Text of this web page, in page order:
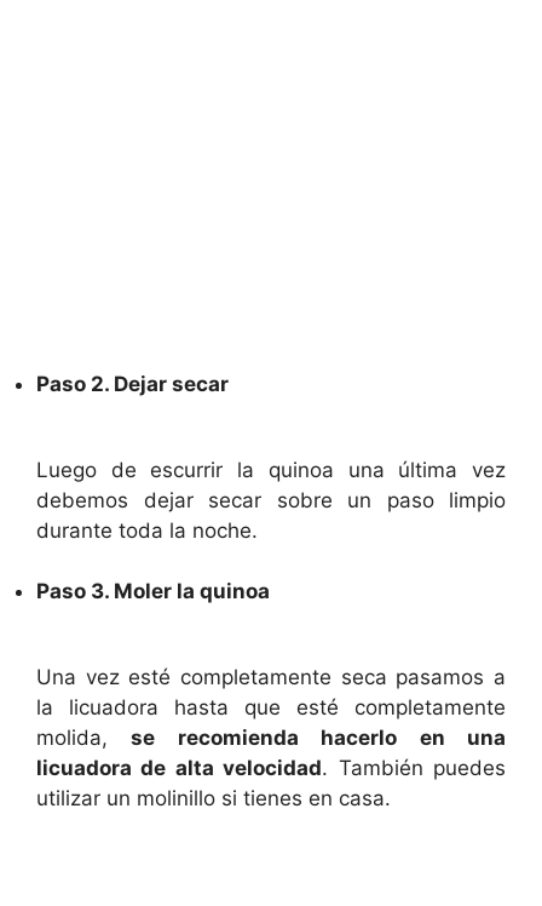
Paso 2. Dejar secar
Luego de escurrir la quinoa una última vez
debemos dejar secar sobre un paso limpio
durante toda la noche.
Paso 3. Moler la quinoa
Una vez esté completamente seca pasamos a
la licuadora hasta que esté completamente
molida,se recomienda hacerlo en una
licuadora de alta velocidad. También puedes
utilizar un molinillo si tienes en casa.